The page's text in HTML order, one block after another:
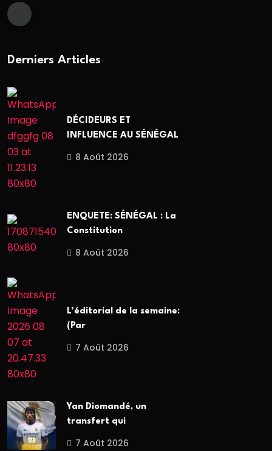
Derniers Articles
DÉCIDEURS ET
INFLUENCE AU SÉNÉGAL
8 Août 2026
ENQUETE: SÉNÉGAL : La
Constitution
8 Août 2026
L’éditorial de la semaine:
(Par
7 Août 2026
Yan Diomandé, un
transfert qui
7 Août 2026